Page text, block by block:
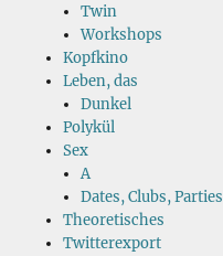
Twin
Workshops
Kopfkino
Leben, das
Dunkel
Polykül
Sex
A
Dates, Clubs, Parties
Theoretisches
Twitterexport